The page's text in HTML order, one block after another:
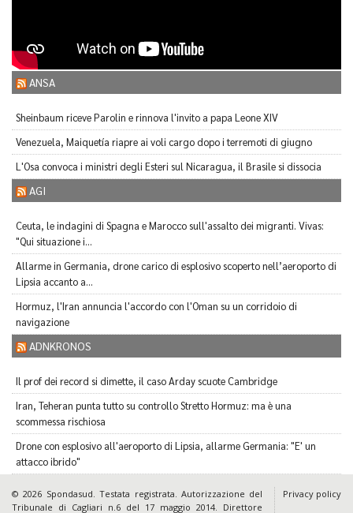
ANSA
Sheinbaum riceve Parolin e rinnova l'invito a papa Leone XIV
Venezuela, Maiquetía riapre ai voli cargo dopo i terremoti di giugno
L'Osa convoca i ministri degli Esteri sul Nicaragua, il Brasile si dissocia
AGI
Ceuta, le indagini di Spagna e Marocco sull'assalto dei migranti. Vivas:
"Qui situazione i...
Allarme in Germania, drone carico di esplosivo scoperto nell’aeroporto di
Lipsia accanto a...
Hormuz, l'Iran annuncia l'accordo con l'Oman su un corridoio di
navigazione
ADNKRONOS
Il prof dei record si dimette, il caso Arday scuote Cambridge
Iran, Teheran punta tutto su controllo Stretto Hormuz: ma è una
scommessa rischiosa
Drone con esplosivo all'aeroporto di Lipsia, allarme Germania: "E' un
attacco ibrido"
Privacy policy
© 2026 Spondasud. Testata registrata. Autorizzazione del
Tribunale di Cagliari n.6 del 17 maggio 2014. Direttore